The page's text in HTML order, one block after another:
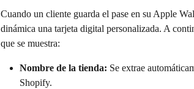
Cuando un cliente guarda el pase en su Apple
dinámica una tarjeta digital personalizada. A
que se muestra:
Nombre de la tienda: Se extrae
Shopify.